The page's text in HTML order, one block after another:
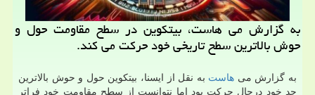
به گزارش می هاست، بیتکوین در سطح مقاومت حول و
حوش بالاترین سطح تاریخی خود حرکت می کند.
به گزارش می هاست به نقل از ایسنا، بیتکوین حول و حوش بالاترین
حد خود درحال حرکت بود اما نتوانست از سطح مقاومت خود فراتر